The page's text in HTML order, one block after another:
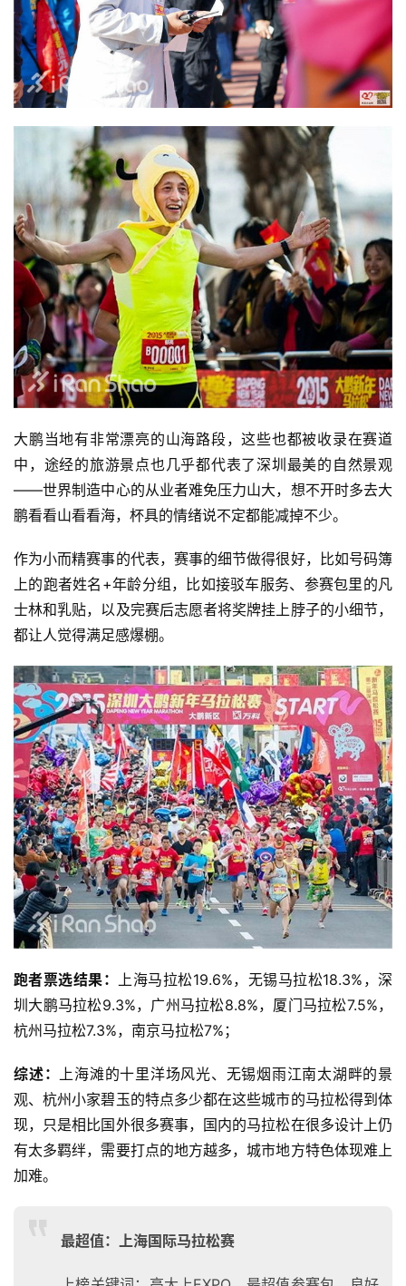
比
赛
观
察
大鹏当地有非常漂亮的山海路段，这些也都被收录在赛道
中，途经的旅游景点也几乎都代表了深圳最美的自然景观
——世界制造中心的从业者难免压力山大，想不开时多去大
鹏看看山看看海，杯具的情绪说不定都能减掉不少。
作为小而精赛事的代表，赛事的细节做得很好，比如号码簿
上的跑者姓名+年龄分组，比如接驳车服务、参赛包里的凡
士林和乳贴，以及完赛后志愿者将奖牌挂上脖子的小细节，
都让人觉得满足感爆棚。
跑者票选结果：
上海马拉松19.6%，无锡马拉松18.3%，深
圳大鹏马拉松9.3%，广州马拉松8.8%，厦门马拉松7.5%，
杭州马拉松7.3%，南京马拉松7%；
综述：
上海滩的十里洋场风光、无锡烟雨江南太湖畔的景
观、杭州小家碧玉的特点多少都在这些城市的马拉松得到体
现，只是相比国外很多赛事，国内的马拉松在很多设计上仍
有太多羁绊，需要打点的地方越多，城市地方特色体现难上
加难。
最超值：上海国际马拉松赛